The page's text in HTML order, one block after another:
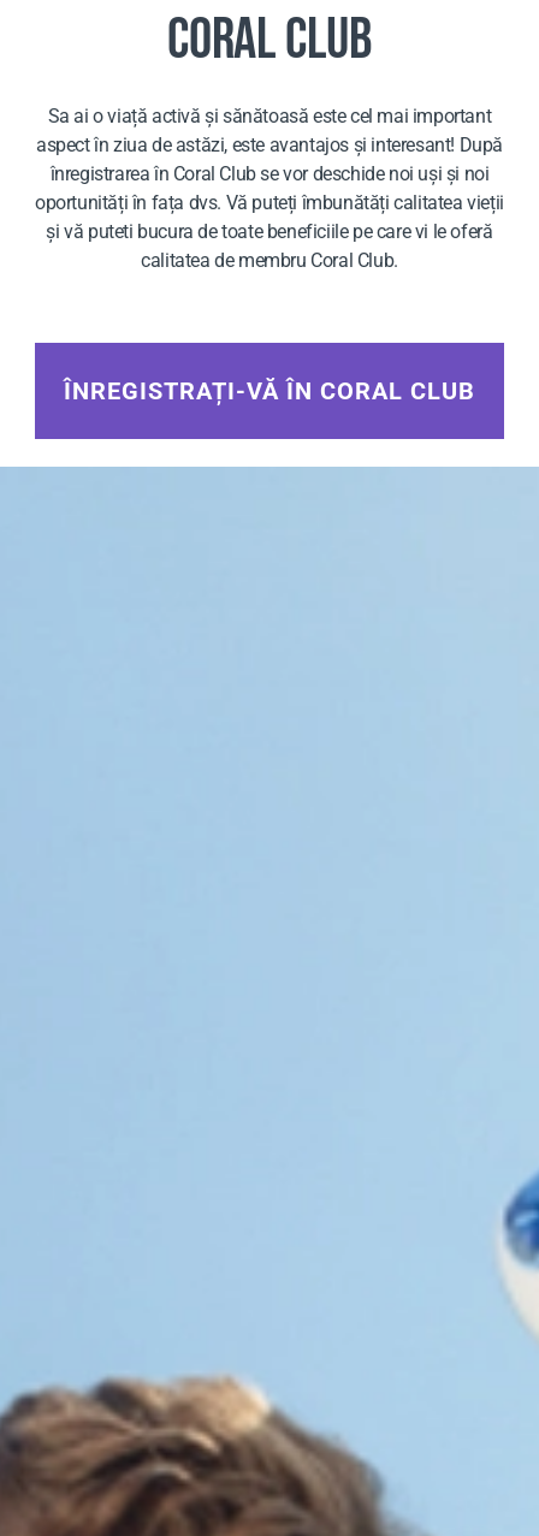
CORAL CLUB
Sa ai o viață activă și sănătoasă este cel mai important
aspect în ziua de astăzi, este avantajos și interesant! După
înregistrarea în Coral Club se vor deschide noi uși și noi
oportunități în fața dvs. Vă puteți îmbunătăți calitatea vieții
și vă puteti bucura de toate beneficiile pe care vi le oferă
calitatea de membru Coral Club.
ÎNREGISTRAȚI-VĂ ÎN CORAL CLUB